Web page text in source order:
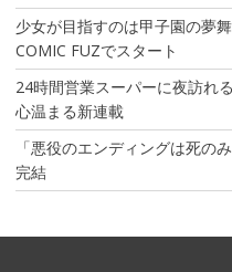
少女が目指すのは甲子園の夢
COMIC FUZでスタート
24時間営業スーパーに夜訪れ
心温まる新連載
「悪役のエンディングは死の
完結